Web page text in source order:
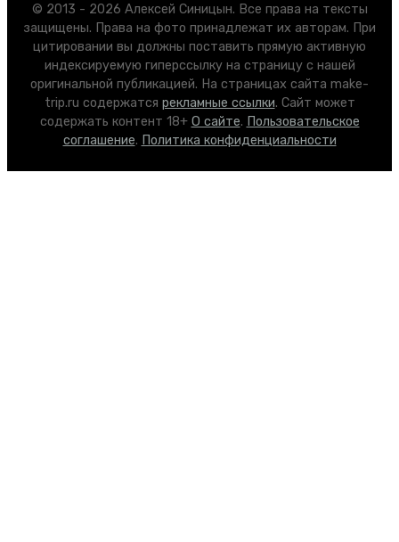
© 2013 - 2026 Алексей Синицын. Все права на тексты
защищены. Права на фото принадлежат их авторам. При
цитировании вы должны поставить прямую активную
индексируемую гиперссылку на страницу с нашей
оригинальной публикацией. На страницах сайта make-
trip.ru содержатся рекламные ссылки. Сайт может
содержать контент 18+ О сайте. Пользовательское
соглашение. Политика конфиденциальности